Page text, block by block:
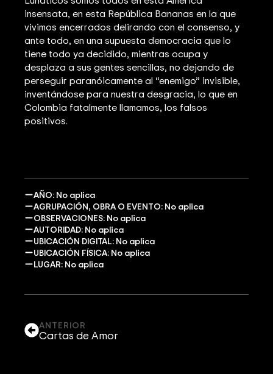
insensata, en esta República Bananas en la que
vivimos encerrados delirando con el consenso, y
ante todo, en una supuesta democracia que lo
tiene todo ya decidido, mientras ocupa y
desplaza a sus gentes sencillas, no dejando de
perseguir paranóicamente al “enemigo” invisible,
inventándose para nuestra desgracia, lo que en
Colombia fatalmente llamamos, los falsos
positivos.
AÑO: No aplica
AGRUPACIÓN, OBRA O EVENTO: No aplica
OBSERVACIONES: No aplica
AUTORIDAD: No aplica
UBICACIÓN DIGITAL: No aplica
UBICACIÓN FÍSICA: No aplica
LUGAR: No aplica
ANTERIOR
Cartas de Amor